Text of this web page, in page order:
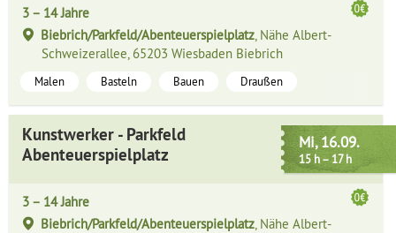
3 – 14 Jahre
Biebrich/Parkfeld/Abenteuerspielplatz, Nähe Albert-
Schweizerallee, 65203 Wiesbaden Biebrich
Malen Basteln Bauen Draußen
Mi, 16.09.
15 h – 17 h
Kunstwerker - Parkfeld
Abenteuerspielplatz
3 – 14 Jahre
Biebrich/Parkfeld/Abenteuerspielplatz, Nähe Albert-